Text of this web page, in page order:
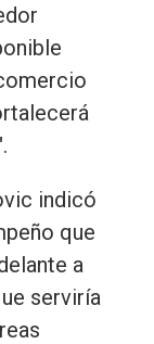
indicó
que
a
serviría